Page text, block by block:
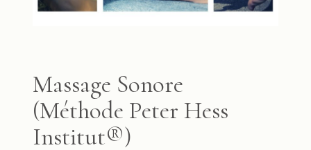
Massage Sonore
(Méthode Peter Hess
Institut®)